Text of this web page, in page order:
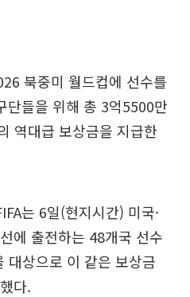
북중미 월드컵에 선수를
단들을 위해 총 3억5500만
역대급 보상금을 지급한
는 6일(현지시간) 미국·
에 출전하는 48개국 선수
대상으로 이 같은 보상금
다.